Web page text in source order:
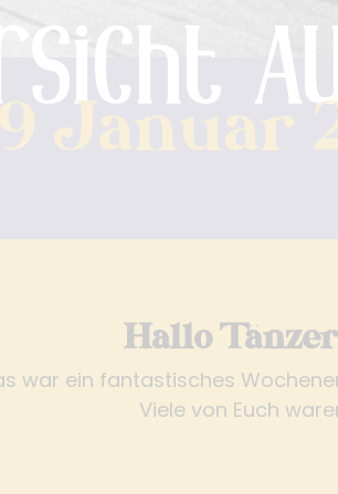
Januar
Hallo
war ein fantastisches
Viele von Euch